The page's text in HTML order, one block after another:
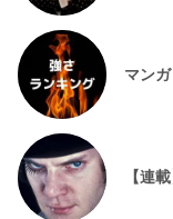
マン
【連